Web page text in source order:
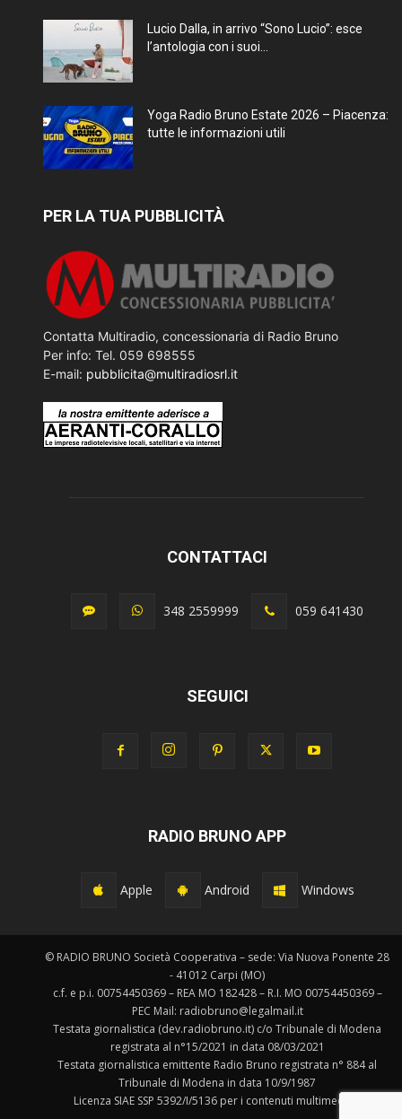
Lucio Dalla, in arrivo “Sono Lucio”: esce
l’antologia con i suoi...
Yoga Radio Bruno Estate 2026 – Piacenza:
tutte le informazioni utili
PER LA TUA PUBBLICITÀ
Contatta Multiradio, concessionaria di Radio Bruno
Per info: Tel. 059 698555
E-mail: pubblicita@multiradiosrl.it
CONTATTACI
348 2559999 059 641430
SEGUICI
RADIO BRUNO APP
Apple Android Windows
© RADIO BRUNO Società Cooperativa – sede: Via Nuova Ponente 28
- 41012 Carpi (MO)
c.f. e p.i. 00754450369 – REA MO 182428 – R.I. MO 00754450369 –
PEC Mail: radiobruno@legalmail.it
Testata giornalistica (dev.radiobruno.it) c/o Tribunale di Modena
registrata al n°15/2021 in data 08/03/2021
Testata giornalistica emittente Radio Bruno registrata n° 884 al
Tribunale di Modena in data 10/9/1987
Licenza SIAE SSP 5392/I/5136 per i contenuti multimediali.